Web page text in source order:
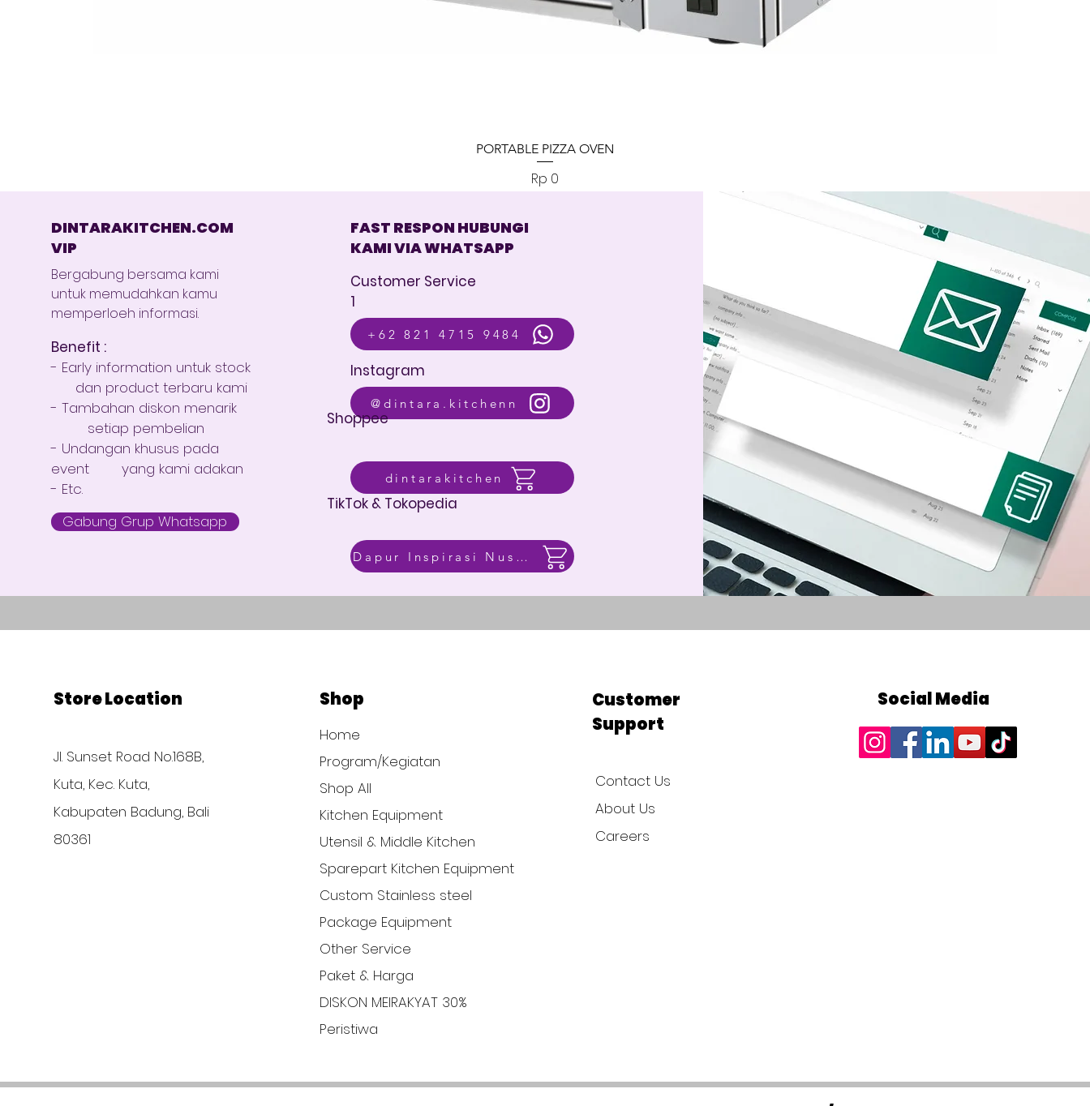
Tampilan Cepat
PORTABLE PIZZA OVEN
Harga
Rp 0
DINTARAKITCHEN.COM
VIP
Bergabung bersama kami
untuk memudahkan kamu
memperloeh informasi.
Benefit :
- Early information untuk stock
dan product terbaru kami
- Tambahan diskon menarik
setiap pembelian
- Undangan khusus pada
event yang kami adakan
- Etc.
Gabung Grup Whatsapp
FAST RESPON HUBUNGI
KAMI VIA WHATSAPP
Customer Service
1
+62 821 4715 9484
Instagram
@dintara.kitchenn
dintarakitchen
Dapur Inspirasi Nusantara
Shoppee
TikTok & Tokopedia
Store Location
Jl. Sunset Road No.168B,
Kuta, Kec. Kuta,
Kabupaten Badung, Bali
80361
Shop
Home
Program/Kegiatan
Shop All
Kitchen Equipment
Utensil & Middle Kitchen
Sparepart Kitchen Equipment
Custom Stainless steel
Package Equipment
Other Service
Paket & Harga
DISKON MEIRAKYAT 30%
Peristiwa
Customer
Support
Contact Us
About Us
Careers
Social Media